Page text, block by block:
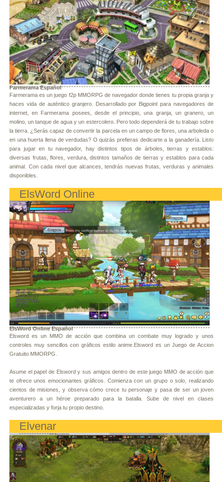
Farmerama Español
Farmerama es un juego f2p MMORPG de navegador donde tienes tu propia granja y
haces vida de auténtico granjero. Desarrollado por Bigpoint para navegadores de
internet, en Farmerama posees, desde el principio, una granja, un granero, un
molino, un tanque de agua y un estercolero. Pero todo dependerá de tu trabajo sobre
la tierra. ¿Serás capaz de convertir la parcela en un campo de flores, una arboleda o
en una huerta llena de verdudas? O quizás prefieras dedicarte a la ganadería. Listo
para jugar en tu navegador, hay distintos tipos de árboles, tierras y establos:
diversas frutas, flores, verdura, distintos tamaños de tierras y establos para cada
animal. Con cada nivel que alcances, tendrás nuevas frutas, verduras y animales
disponibles.
ElsWord Online
ElsWord Online Español
Elsword es un MMO de acción que combina un combate muy logrado y unos
controles muy sencillos con gráficos estilo anime.Elsword es un Juego de Accion
Gratuito MMORPG.
Asume el papel de Elsword y sus amigos dentro de este juego MMO de acción que
te ofrece unos emocionantes gráficos. Comienza con un grupo o solo, realizando
cientos de misiones, y observa cómo crece tu personaje y pasa de ser un joven
aventurero a un héroe preparado para la batalla. Sube de nivel en clases
especializadas y forja tu propio destino.
Elvenar